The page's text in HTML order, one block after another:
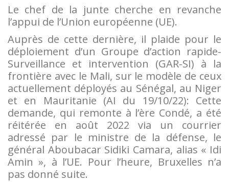
Le chef de la junte cherche en revanche
l’appui de l’Union européenne (UE).
Auprès de cette dernière, il plaide pour le
déploiement d’un Groupe d’action rapide-
Surveillance et intervention (GAR-SI) à la
frontière avec le Mali, sur le modèle de ceux
actuellement déployés au Sénégal, au Niger
et en Mauritanie (AI du 19/10/22): Cette
demande, qui remonte à l’ère Condé, a été
réitérée en août 2022 via un courrier
adressé par le ministre de la défense, le
général Aboubacar Sidiki Camara, alias « Idi
Amin », à l’UE. Pour l’heure, Bruxelles n’a
pas donné suite.